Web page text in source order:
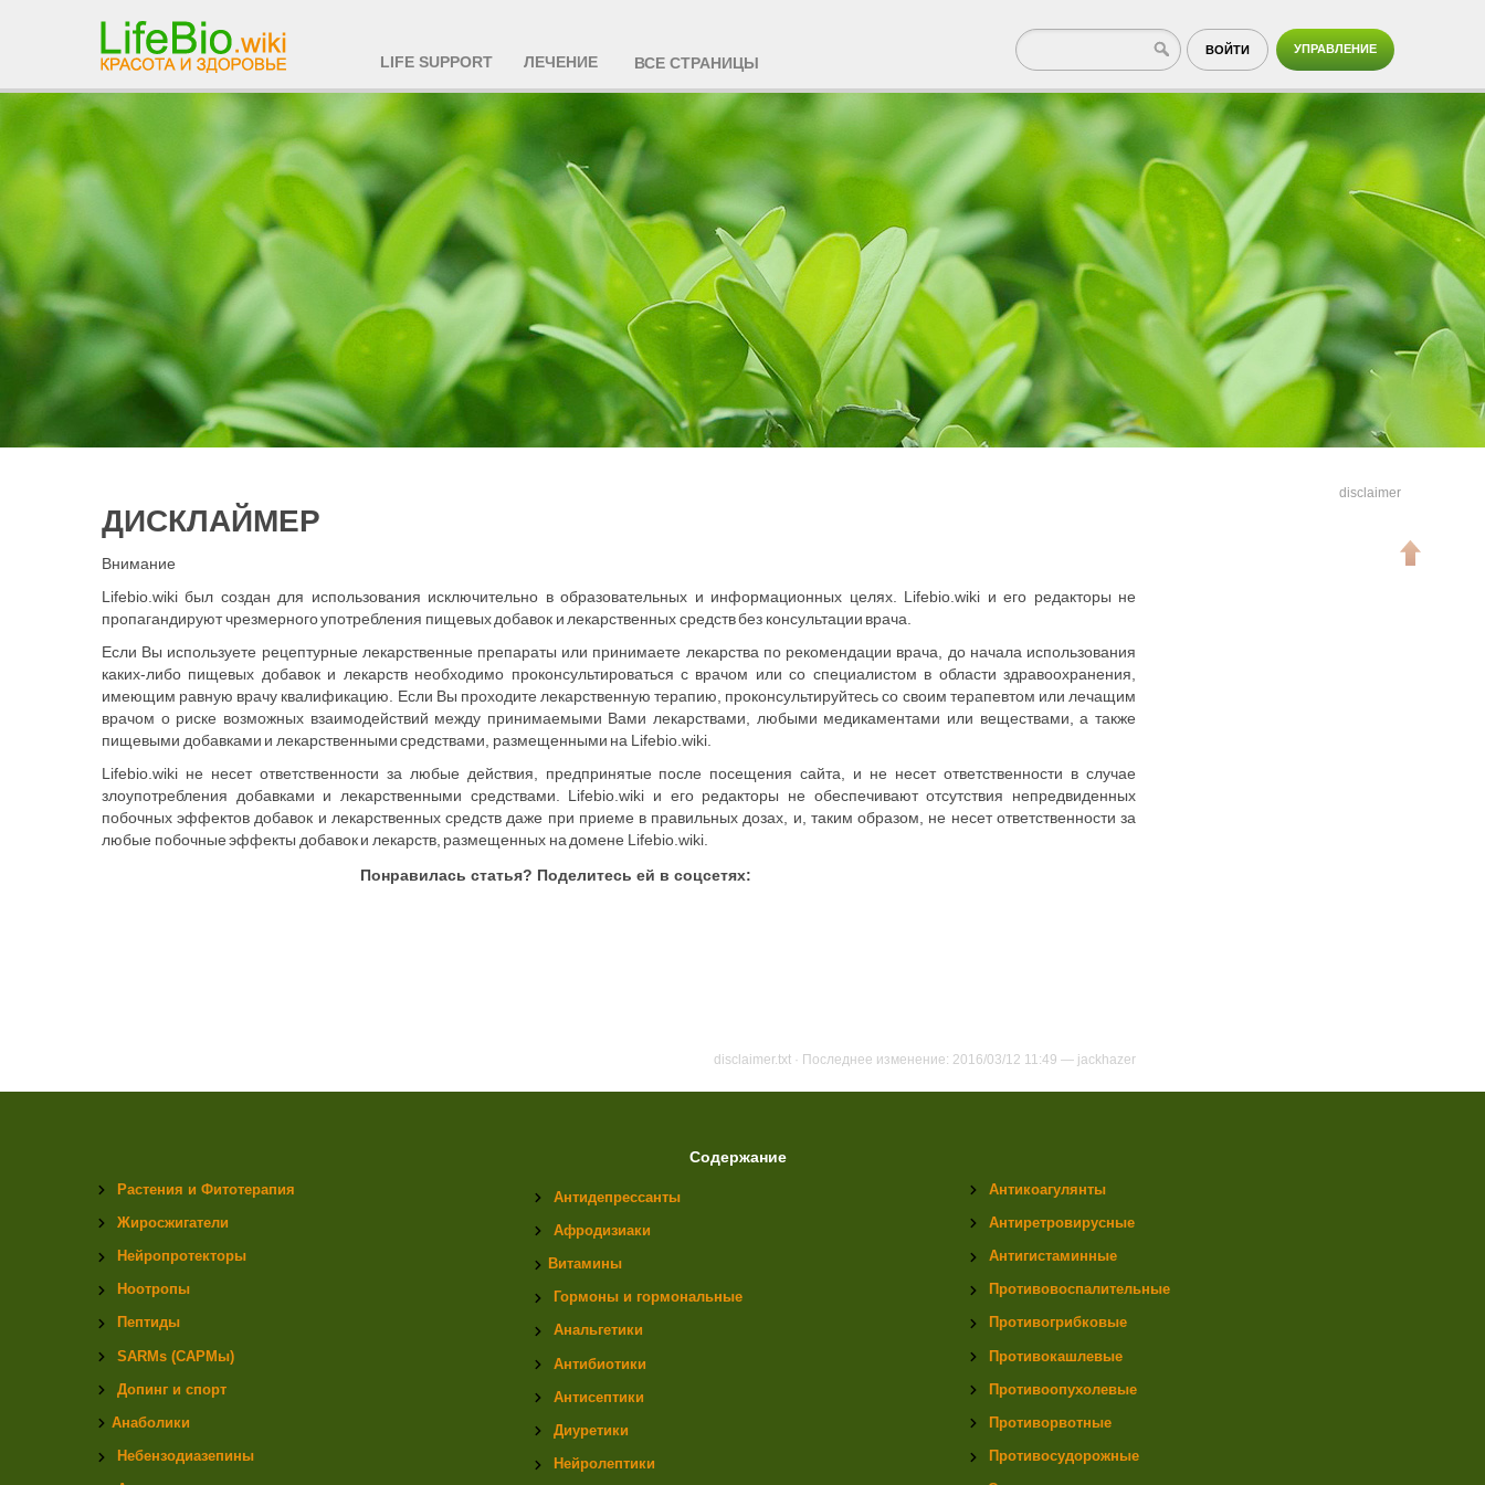
УПРАВЛЕНИЕ
ВОЙТИ
LIFE SUPPORT ЛЕЧЕНИЕ ВСЕ СТРАНИЦЫ
disclaimer
ДИСКЛАЙМЕР
Внимание
Lifebio.wiki был создан для использования исключительно в образовательных и информационных целях. Lifebio.wiki и его редакторы не
пропагандируют чрезмерного употребления пищевых добавок и лекарственных средств без консультации врача.
Если Вы используете рецептурные лекарственные препараты или принимаете лекарства по рекомендации врача, до начала использования
каких-либо пищевых добавок и лекарств необходимо проконсультироваться с врачом или со специалистом в области здравоохранения,
имеющим равную врачу квалификацию. Если Вы проходите лекарственную терапию, проконсультируйтесь со своим терапевтом или лечащим
врачом о риске возможных взаимодействий между принимаемыми Вами лекарствами, любыми медикаментами или веществами, а также
пищевыми добавками и лекарственными средствами, размещенными на Lifebio.wiki.
Lifebio.wiki не несет ответственности за любые действия, предпринятые после посещения сайта, и не несет ответственности в случае
злоупотребления добавками и лекарственными средствами. Lifebio.wiki и его редакторы не обеспечивают отсутствия непредвиденных
побочных эффектов добавок и лекарственных средств даже при приеме в правильных дозах, и, таким образом, не несет ответственности за
любые побочные эффекты добавок и лекарств, размещенных на домене Lifebio.wiki.
Понравилась статья? Поделитесь ей в соцсетях:
disclaimer.txt · Последнее изменение: 2016/03/12 11:49 — jackhazer
Содержание
Растения и Фитотерапия
Жиросжигатели
Нейропротекторы
Ноотропы
Пептиды
SARMs (САРМы)
Допинг и спорт
Анаболики
Небензодиазепины
Антидепрессанты
Афродизиаки
Витамины
Гормоны и гормональные
Анальгетики
Антибиотики
Антисептики
Диуретики
Нейролептики
Антикоагулянты
Антиретровирусные
Антигистаминные
Противовоспалительные
Противогрибковые
Противокашлевые
Противоопухолевые
Противорвотные
Противосудорожные